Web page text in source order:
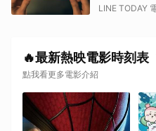
LINE TODAY
🔥最新熱映電影時刻表
點我看更多電影介紹